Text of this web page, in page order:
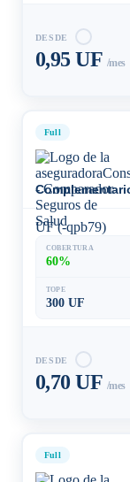
DESDE
0,95 UF /mes
Full
UF (-qpb79)
COBERTURA
60%
TOPE
300 UF
DESDE
0,70 UF /mes
Full